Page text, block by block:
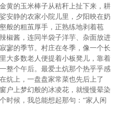
黄的玉米棒子从秸秆上扯下来，耕
安静的农家小院儿里，夕阳映在奶
般的粗茧厚手，正熟练地剥着苞
椒酱，连同半袋子洋芋、杂面放进
寥的季节。村庄在冬季，像一个长
大多数老人便提着小板凳儿，靠着
整个午后。最爱土炕那个热乎乎感
炕上，一盘盘家常菜也先后上了
户上梦幻般的冰凌花，就慢慢晕染
时候，我总能想起那句：“家人闲